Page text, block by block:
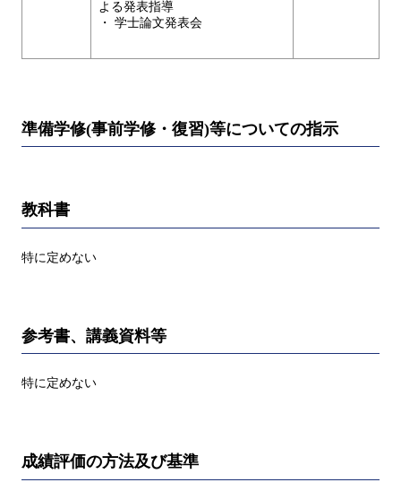
よる発表指導
・ 学士論文発表会
準備学修(事前学修・復習)等についての指示
教科書
特に定めない
参考書、講義資料等
特に定めない
成績評価の方法及び基準